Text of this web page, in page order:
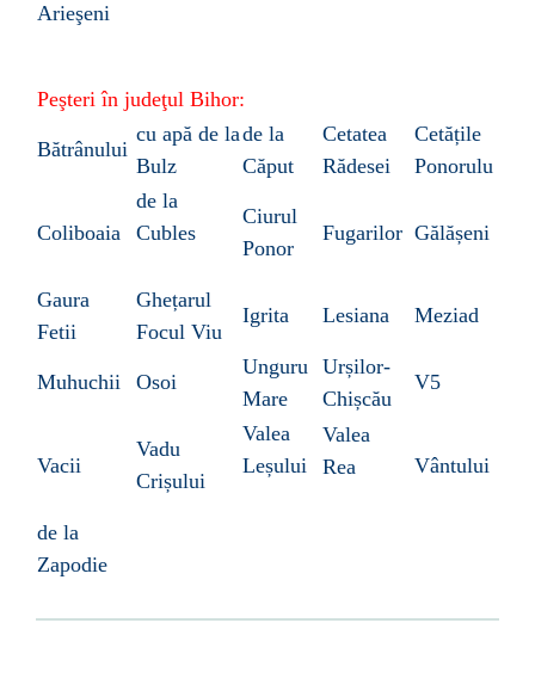
Arieşeni
Peşteri în judeţul Bihor:
Bătrânului
cu apă de la
Bulz
de la
Căput
Cetatea
Rădesei
Cetățile
Ponorulu
Coliboaia
de la
Cubles
Ciurul
Ponor
Fugarilor Gălășeni
Gaura
Fetii
Ghețarul
Focul Viu
Igrita Lesiana Meziad
Muhuchii Osoi
Unguru
Mare
Urșilor-
Chișcău
V5
Vacii
Vadu
Crișului
Valea
Leșului
Valea
Rea
Vântului
de la
Zapodie